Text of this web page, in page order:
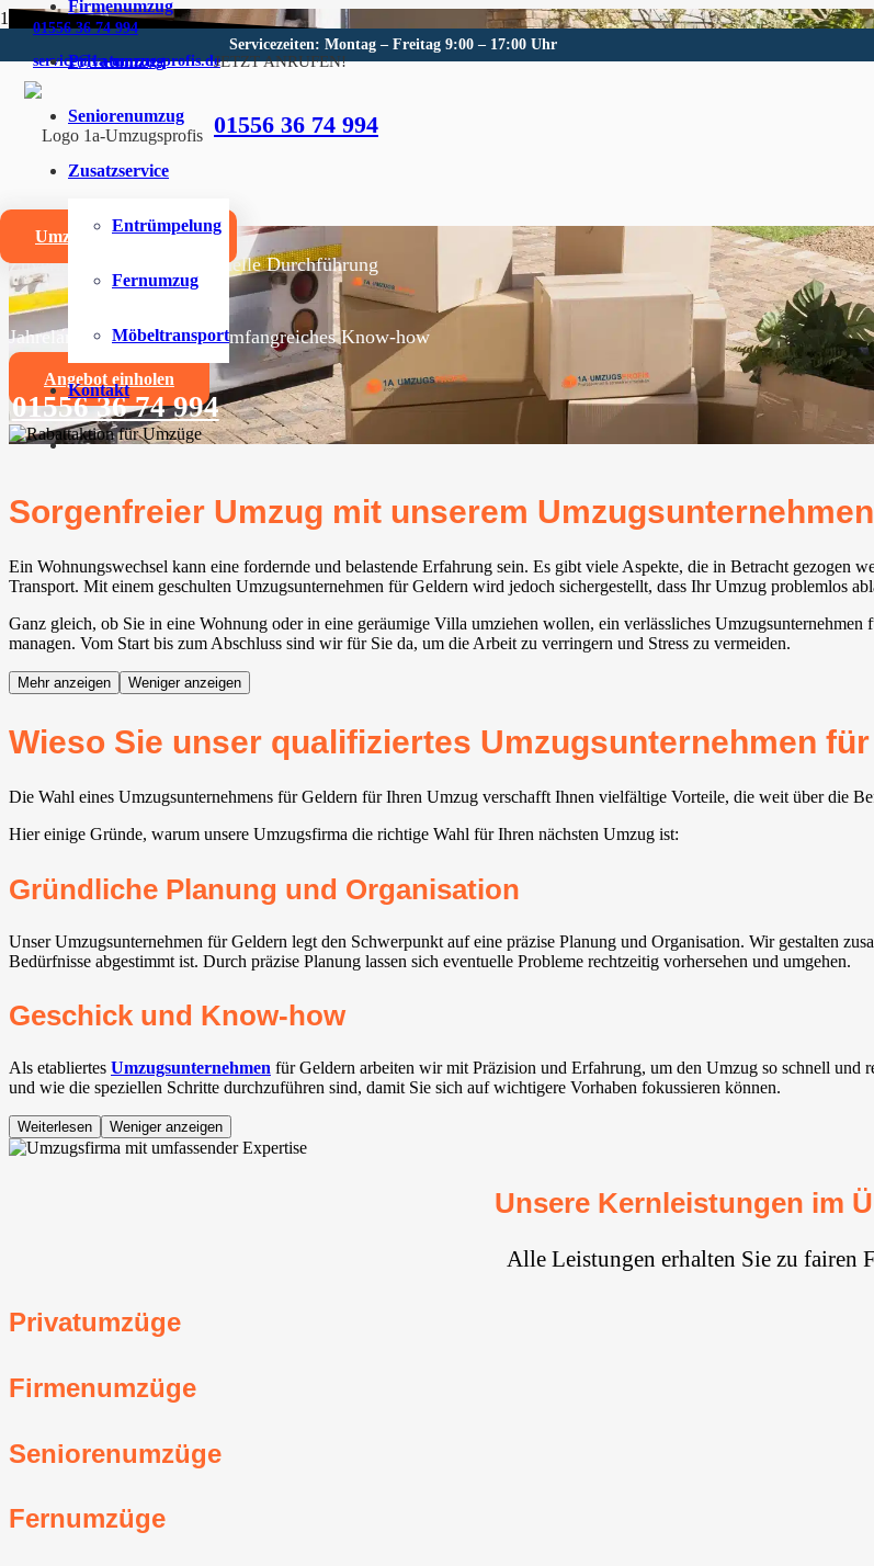
01556 36 74 994
service@1a-umzugsprofis.de
Servicezeiten: Montag – Freitag 9:00 – 17:00 Uhr
JETZT ANRUFEN!
01556 36 74 994
Firmenumzug
Privatumzug
Seniorenumzug
Zusatzservice
Entrümpelung
Fernumzug
Möbeltransport
Kontakt
Umzugskostenrechner
Umzugsunternehmen für Geldern
Wir sind Ihr kompetentes Umzugsunternehmen für Geldern und Umgebung.
Zuverlässige und professionelle Durchführung
Jahrelange Erfahrung und umfangreiches Know-how
Angebot einholen
01556 36 74 994
Sorgenfreier Umzug mit unserem
Ein Wohnungswechsel kann eine fordernde und belastende Erfahrung sein. Es gibt viele Aspekte, die in Betracht gezogen
Transport. Mit einem geschulten Umzugsunternehmen für Geldern wird jedoch sichergestellt, dass Ihr Umzug problemlos
Ganz gleich, ob Sie in eine Wohnung oder in eine geräumige Villa umziehen wollen, ein verlässliches
managen. Vom Start bis zum Abschluss sind wir für Sie da, um die Arbeit zu verringern und Stress zu vermeiden.
Mehr anzeigen Weniger anzeigen
Wieso Sie unser qualifiziertes Umzugsunternehmen
Die Wahl eines Umzugsunternehmens für Geldern für Ihren Umzug verschafft Ihnen vielfältige Vorteile, die weit über die
Hier einige Gründe, warum unsere Umzugsfirma die richtige Wahl für Ihren nächsten Umzug ist:
Gründliche Planung und Organisation
Unser Umzugsunternehmen für Geldern legt den Schwerpunkt auf eine präzise Planung und Organisation. Wir gestalten
Bedürfnisse abgestimmt ist. Durch präzise Planung lassen sich eventuelle Probleme rechtzeitig vorhersehen und umgehen.
Geschick und Know-how
Als etabliertes Umzugsunternehmen für Geldern arbeiten wir mit Präzision und Erfahrung, um den Umzug so schnell
und wie die speziellen Schritte durchzuführen sind, damit Sie sich auf wichtigere Vorhaben fokussieren können.
Weiterlesen Weniger anzeigen
Unsere Kernleistungen im
Alle Leistungen erhalten Sie zu fairen
Privatumzüge
Firmenumzüge
Seniorenumzüge
Fernumzüge